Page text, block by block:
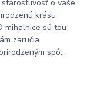
o vaše
krásu
mihalnice sú tou
zaručia
spô...